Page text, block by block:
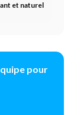
et naturel
pour